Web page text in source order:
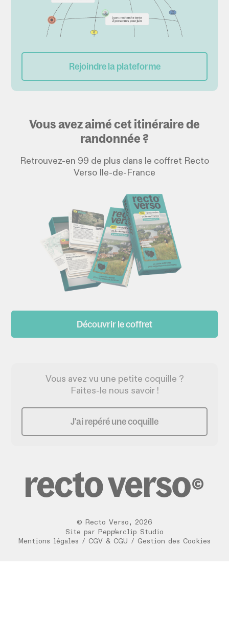
Rejoindre la plateforme
Vous avez aimé cet itinéraire de
randonnée ?
Retrouvez-en 99 de plus dans le coffret Recto
Verso Ile-de-France
Découvrir le coffret
Vous avez vu une petite coquille ?
Faites-le nous savoir !
J'ai repéré une coquille
© Recto Verso , 2026
/
Site par
Pepperclip Studio
Mentions légales / CGV & CGU / Gestion des Cookies